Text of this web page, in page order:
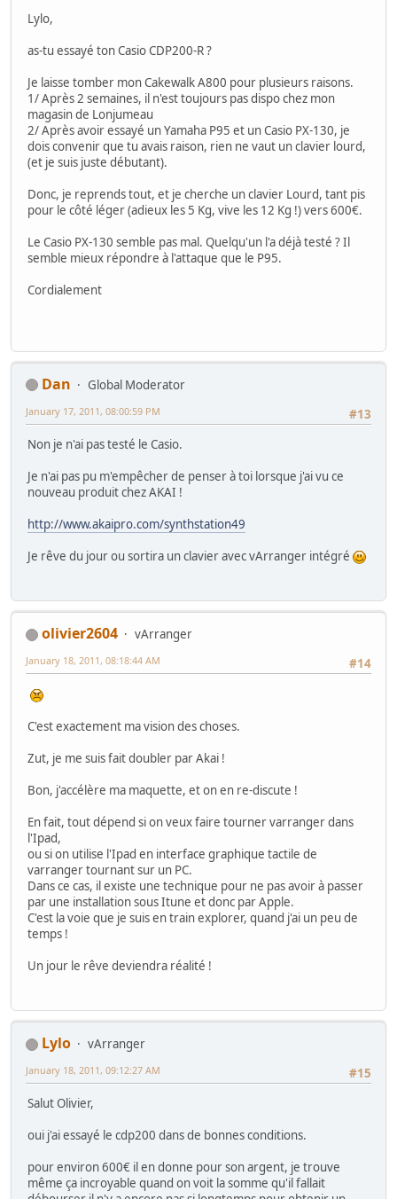
Lylo,
as-tu essayé ton Casio CDP200-R ?
Je laisse tomber mon Cakewalk A800 pour plusieurs raisons.
1/ Après 2 semaines, il n'est toujours pas dispo chez mon
magasin de Lonjumeau
2/ Après avoir essayé un Yamaha P95 et un Casio PX-130, je
dois convenir que tu avais raison, rien ne vaut un clavier lourd,
(et je suis juste débutant).
Donc, je reprends tout, et je cherche un clavier Lourd, tant pis
pour le côté léger (adieux les 5 Kg, vive les 12 Kg !) vers 600€.
Le Casio PX-130 semble pas mal. Quelqu'un l'a déjà testé ? Il
semble mieux répondre à l'attaque que le P95.
Cordialement
Dan
Global Moderator
#13
January 17, 2011, 08:00:59 PM
Non je n'ai pas testé le Casio.
Je n'ai pas pu m'empêcher de penser à toi lorsque j'ai vu ce
nouveau produit chez AKAI !
http://www.akaipro.com/synthstation49
Je rêve du jour ou sortira un clavier avec vArranger intégré
olivier2604
vArranger
#14
January 18, 2011, 08:18:44 AM
C'est exactement ma vision des choses.
Zut, je me suis fait doubler par Akai !
Bon, j'accélère ma maquette, et on en re-discute !
En fait, tout dépend si on veux faire tourner varranger dans
l'Ipad,
ou si on utilise l'Ipad en interface graphique tactile de
varranger tournant sur un PC.
Dans ce cas, il existe une technique pour ne pas avoir à passer
par une installation sous Itune et donc par Apple.
C'est la voie que je suis en train explorer, quand j'ai un peu de
temps !
Un jour le rêve deviendra réalité !
Lylo
vArranger
#15
January 18, 2011, 09:12:27 AM
Salut Olivier,
oui j'ai essayé le cdp200 dans de bonnes conditions.
pour environ 600€ il en donne pour son argent, je trouve
même ça incroyable quand on voit la somme qu'il fallait